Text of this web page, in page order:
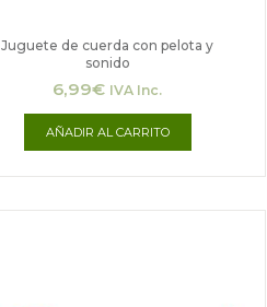
Juguete de cuerda con pelota y
sonido
6,99€ IVA Inc.
AÑADIR AL CARRITO